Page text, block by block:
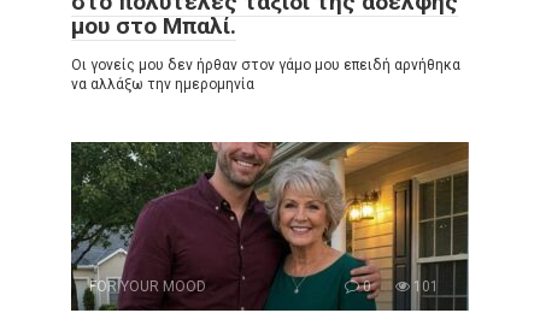
μου στο Μπαλί.
Οι γονείς μου δεν ήρθαν στον γάμο μου επειδή αρνήθηκα
να αλλάξω την ημερομηνία
FOR YOUR MOOD 0 101